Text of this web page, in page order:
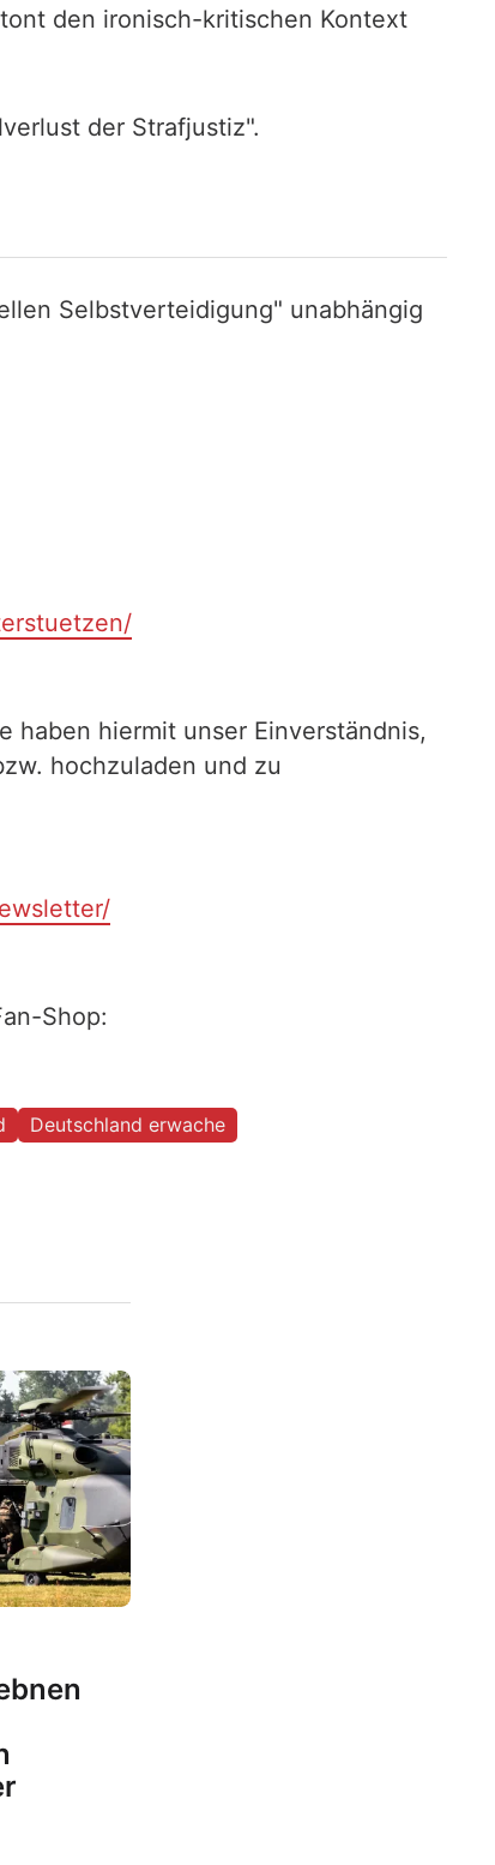
den ironisch-kritischen Kontext
der Strafjustiz".
Selbstverteidigung" unabhängig
haben hiermit unser Einverständnis,
hochzuladen und zu
Shop:
Deutschland erwache